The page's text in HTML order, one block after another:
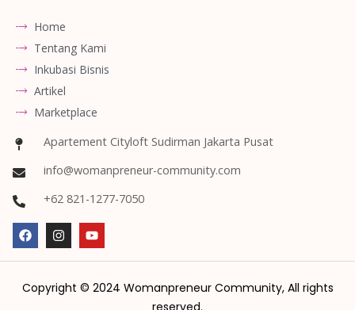
Home
Tentang Kami
Inkubasi Bisnis
Artikel
Marketplace
Apartement Cityloft Sudirman Jakarta Pusat
info@womanpreneur-community.com
+62 821-1277-7050
Copyright © 2024 Womanpreneur Community, All rights
reserved.